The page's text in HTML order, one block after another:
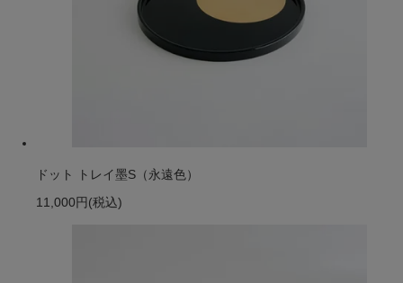
ドット トレイ墨S（永遠色）
11,000円 (税込)